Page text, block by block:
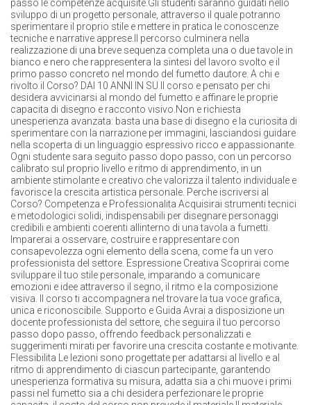
passo le competenze acquisite.Gli studenti saranno guidati nello
sviluppo di un progetto personale, attraverso il quale potranno
sperimentare il proprio stile e mettere in pratica le conoscenze
tecniche e narrative apprese.Il percorso culminera nella
realizzazione di una breve sequenza completa una o due tavole in
bianco e nero che rappresentera la sintesi del lavoro svolto e il
primo passo concreto nel mondo del fumetto dautore. A chi e
rivolto il Corso? DAI 10 ANNI IN SU Il corso e pensato per chi
desidera avvicinarsi al mondo del fumetto e affinare le proprie
capacita di disegno e racconto visivo.Non e richiesta
unesperienza avanzata: basta una base di disegno e la curiosita di
sperimentare con la narrazione per immagini, lasciandosi guidare
nella scoperta di un linguaggio espressivo ricco e appassionante.
Ogni studente sara seguito passo dopo passo, con un percorso
calibrato sul proprio livello e ritmo di apprendimento, in un
ambiente stimolante e creativo che valorizza il talento individuale e
favorisce la crescita artistica personale. Perche iscriversi al
Corso? Competenza e Professionalita Acquisirai strumenti tecnici
e metodologici solidi, indispensabili per disegnare personaggi
credibili e ambienti coerenti allinterno di una tavola a fumetti.
Imparerai a osservare, costruire e rappresentare con
consapevolezza ogni elemento della scena, come fa un vero
professionista del settore. Espressione Creativa Scoprirai come
sviluppare il tuo stile personale, imparando a comunicare
emozioni e idee attraverso il segno, il ritmo e la composizione
visiva. Il corso ti accompagnera nel trovare la tua voce grafica,
unica e riconoscibile. Supporto e Guida Avrai a disposizione un
docente professionista del settore, che seguira il tuo percorso
passo dopo passo, offrendo feedback personalizzati e
suggerimenti mirati per favorire una crescita costante e motivante.
Flessibilita Le lezioni sono progettate per adattarsi al livello e al
ritmo di apprendimento di ciascun partecipante, garantendo
unesperienza formativa su misura, adatta sia a chi muove i primi
passi nel fumetto sia a chi desidera perfezionare le proprie